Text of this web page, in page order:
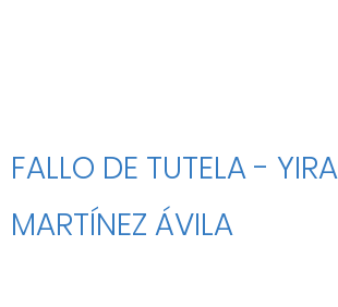
FALLO DE TUTELA -
MARTÍNEZ ÁVILA